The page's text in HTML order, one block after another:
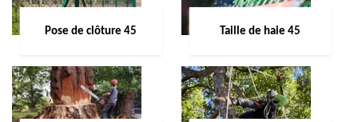
Pose de clôture 45 Taille de haie 45